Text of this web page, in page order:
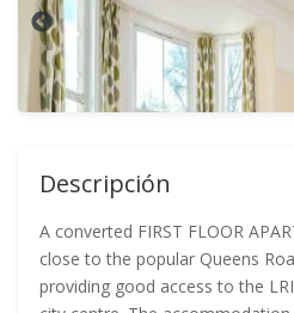
Descripción
A converted FIRST FLOOR
close to the popular Queens
providing good access to the